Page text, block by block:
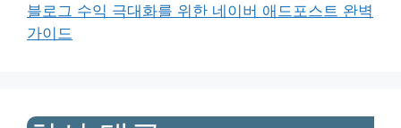
블로그 수익 극대화를 위한 네이버 애드포스트 완벽
가이드